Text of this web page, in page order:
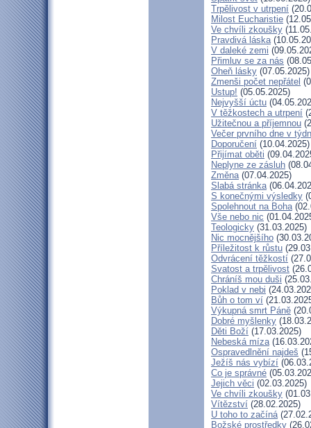
Trpělivost v utrpení
Milost Eucharistie
Ve chvíli zkoušky
Pravdivá láska
V daleké zemi
Přimluv se za nás
Oheň lásky (07.05.2025)
Zmenši počet nepřátel
Ustup! (05.05.2025)
Nejvyšší úctu
V těžkostech a utrpení
Užitečnou a příjemnou
Večer prvního dne v
Doporučení (10.04.2025)
Přijímat oběti
Neplyne ze zásluh
Změna(07.04.2025)
Slabá stránka
S konečnými výsledky
Spolehnout na Boha
Vše nebo nic
Teologicky (31.03.2025)
Nic mocnějšího
Příležitost k růstu
Odvrácení těžkostí
Svatost a trpělivost
Chráníš mou duši
Poklad v nebi
Bůh o tom ví
Výkupná smrt Páně
Dobré myšlenky
Děti Boží (17.03.2025)
Nebeská míza
Ospravedlnění najdeš
Ježíš nás vybízí
Co je správné
Jejich věci (02.03.2025)
Ve chvíli zkoušky
Vítězství (28.02.2025)
U toho to začíná
Božské prostředky